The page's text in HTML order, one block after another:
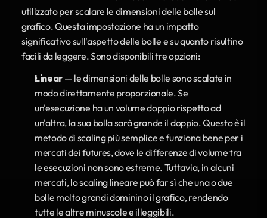
utilizzato per scalare le dimensioni delle bolle sul
grafico. Questa impostazione ha un impatto
significativo sull'aspetto delle bolle e su quanto risultino
facili da leggere. Sono disponibili tre opzioni:
Linear — le dimensioni delle bolle sono scalate in
modo direttamente proporzionale. Se
un'esecuzione ha un volume doppio rispetto ad
un'altra, la sua bolla sarà grande il doppio. Questo è il
metodo di scaling più semplice e funziona bene per i
mercati dei futures, dove le differenze di volume tra
le esecuzioni non sono estreme. Tuttavia, in alcuni
mercati, lo scaling lineare può far sì che una o due
bolle molto grandi dominino il grafico, rendendo
tutte le altre minuscole e illeggibili.